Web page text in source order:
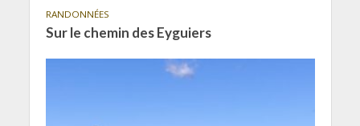
RANDONNÉES
Sur le chemin des Eyguiers